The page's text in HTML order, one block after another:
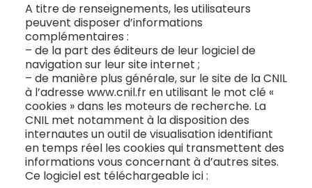
A titre de renseignements, les utilisateurs
peuvent disposer d’informations
complémentaires :
– de la part des éditeurs de leur logiciel de
navigation sur leur site internet ;
– de manière plus générale, sur le site de la CNIL
à l’adresse www.cnil.fr en utilisant le mot clé «
cookies » dans les moteurs de recherche. La
CNIL met notamment à la disposition des
internautes un outil de visualisation identifiant
en temps réel les cookies qui transmettent des
informations vous concernant à d’autres sites.
Ce logiciel est téléchargeable ici :